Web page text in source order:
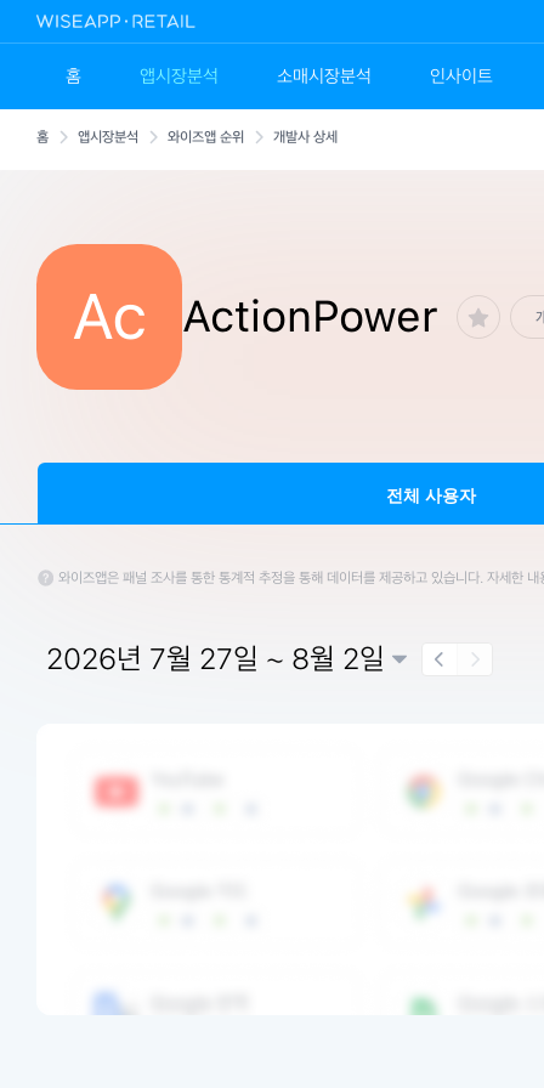
홈 앱시장분석 소매시장분석 인사이트
홈 앱시장분석 와이즈앱 순위 개발사 상세
Ac ActionPower
전체 사용자
와이즈앱은 패널 조사를 통한 통계적 추정을 통해 데이터를 제공하고 있습니다. 자세한
2026년 7월 27일 ~ 8월 2일